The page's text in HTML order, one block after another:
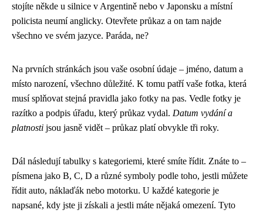
stojíte někde u silnice v Argentině nebo v Japonsku a místní
policista neumí anglicky. Otevřete průkaz a on tam najde
všechno ve svém jazyce. Paráda, ne?
Na prvních stránkách jsou vaše osobní údaje – jméno, datum a
místo narození, všechno důležité. K tomu patří vaše fotka, která
musí splňovat stejná pravidla jako fotky na pas. Vedle fotky je
razítko a podpis úřadu, který průkaz vydal. Datum vydání a
platnosti jsou jasně vidět – průkaz platí obvykle tři roky.
Dál následují tabulky s kategoriemi, které smíte řídit. Znáte to –
písmena jako B, C, D a různé symboly podle toho, jestli můžete
řídit auto, náklaďák nebo motorku. U každé kategorie je
napsané, kdy jste ji získali a jestli máte nějaká omezení. Tyto